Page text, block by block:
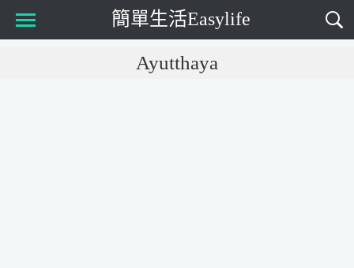
簡單生活Easylife
Ayutthaya